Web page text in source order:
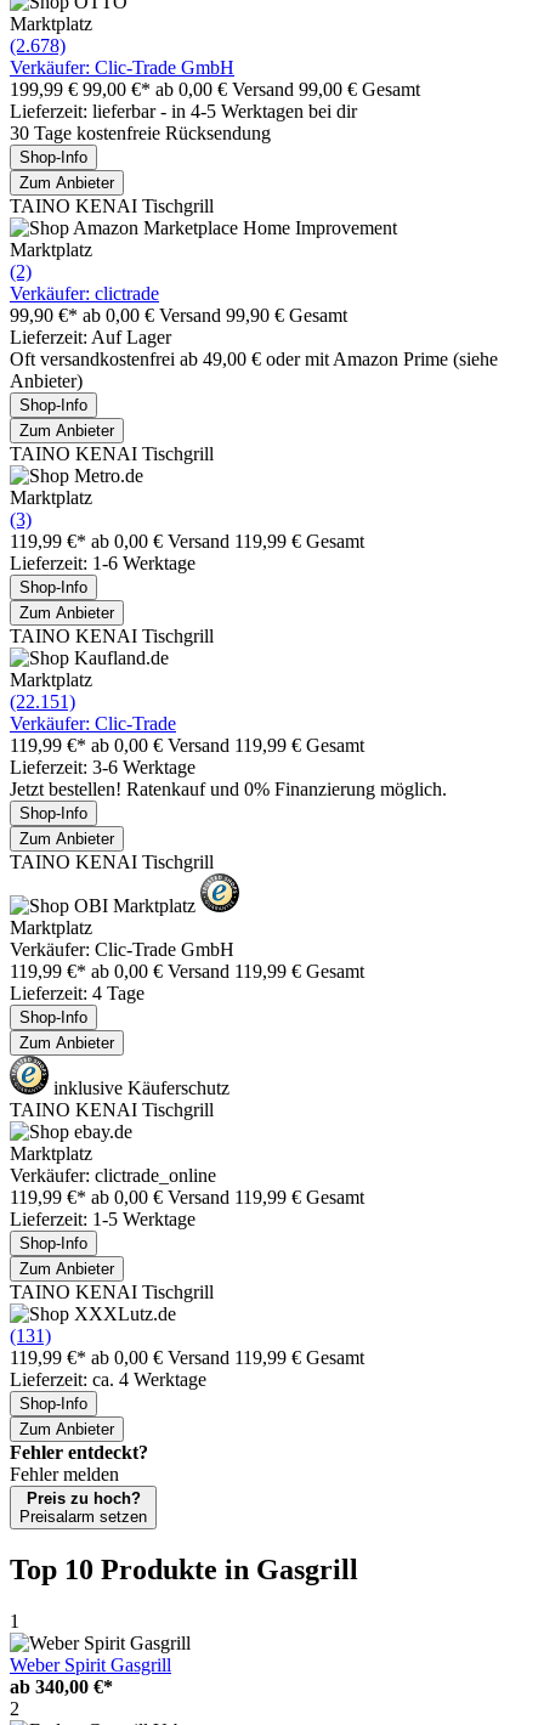
Marktplatz
(2.678)
Verkäufer: Clic-Trade GmbH
199,99 € 99,00 €* ab 0,00 € Versand 99,00 € Gesamt
Lieferzeit: lieferbar - in 4-5 Werktagen bei dir
30 Tage kostenfreie Rücksendung
Shop-Info
Zum Anbieter
TAINO KENAI Tischgrill
Marktplatz
(2)
Verkäufer: clictrade
99,90 €* ab 0,00 € Versand 99,90 € Gesamt
Lieferzeit: Auf Lager
Oft versandkostenfrei ab 49,00 € oder mit Amazon Prime (siehe
Anbieter)
Shop-Info
Zum Anbieter
TAINO KENAI Tischgrill
Marktplatz
(3)
119,99 €* ab 0,00 € Versand 119,99 € Gesamt
Lieferzeit: 1-6 Werktage
Shop-Info
Zum Anbieter
TAINO KENAI Tischgrill
Marktplatz
(22.151)
Verkäufer: Clic-Trade
119,99 €* ab 0,00 € Versand 119,99 € Gesamt
Lieferzeit: 3-6 Werktage
Jetzt bestellen! Ratenkauf und 0% Finanzierung möglich.
Shop-Info
Zum Anbieter
TAINO KENAI Tischgrill
Marktplatz
Verkäufer: Clic-Trade GmbH
119,99 €* ab 0,00 € Versand 119,99 € Gesamt
Lieferzeit: 4 Tage
Shop-Info
Zum Anbieter
inklusive Käuferschutz
TAINO KENAI Tischgrill
Marktplatz
Verkäufer: clictrade_online
119,99 €* ab 0,00 € Versand 119,99 € Gesamt
Lieferzeit: 1-5 Werktage
Shop-Info
Zum Anbieter
TAINO KENAI Tischgrill
(131)
119,99 €* ab 0,00 € Versand 119,99 € Gesamt
Lieferzeit: ca. 4 Werktage
Shop-Info
Zum Anbieter
Fehler entdeckt?
Fehler melden
Preis zu hoch?
Preisalarm setzen
Top 10 Produkte in Gasgrill
1
Weber Spirit Gasgrill
ab 340,00 €*
2